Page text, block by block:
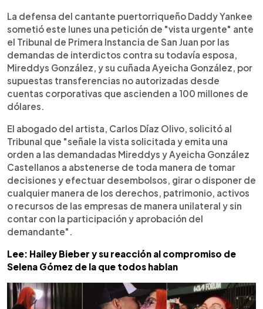
► Escuchar artículo
La defensa del cantante puertorriqueño Daddy Yankee
sometió este lunes una petición de "vista urgente" ante
el Tribunal de Primera Instancia de San Juan por las
demandas de interdictos contra su todavía esposa,
Mireddys González, y su cuñada Ayeicha González, por
supuestas transferencias no autorizadas desde
cuentas corporativas que ascienden a 100 millones de
dólares.
El abogado del artista, Carlos Díaz Olivo, solicitó al
Tribunal que "señale la vista solicitada y emita una
orden a las demandadas Mireddys y Ayeicha González
Castellanos a abstenerse de toda manera de tomar
decisiones y efectuar desembolsos, girar o disponer de
cualquier manera de los derechos, patrimonio, activos
o recursos de las empresas de manera unilateral y sin
contar con la participación y aprobación del
demandante".
Lee: Hailey Bieber y su reacción al compromiso de
Selena Gómez de la que todos hablan